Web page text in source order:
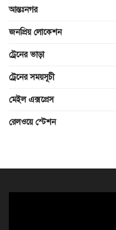
আন্তঃনগর
জনপ্রিয় লোকেশন
ট্রেনের ভাড়া
ট্রেনের সময়সূচী
মেইল এক্সপ্রেস
রেলওয়ে স্টেশন